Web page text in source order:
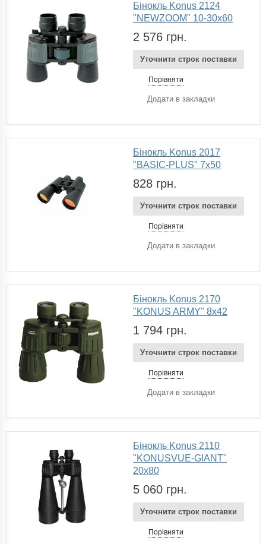
Бінокль Konus 2124
"NEWZOOM" 10-30x60
2 576 грн.
Уточнити строк поставки
Порівняти
Додати в закладки
Бінокль Konus 2017
"BASIC-PLUS" 7x50
828 грн.
Уточнити строк поставки
Порівняти
Додати в закладки
Бінокль Konus 2170
"KONUS ARMY" 8x42
1 794 грн.
Уточнити строк поставки
Порівняти
Додати в закладки
Бінокль Konus 2110
"KONUSVUE-GIANT"
20x80
5 060 грн.
Уточнити строк поставки
Порівняти